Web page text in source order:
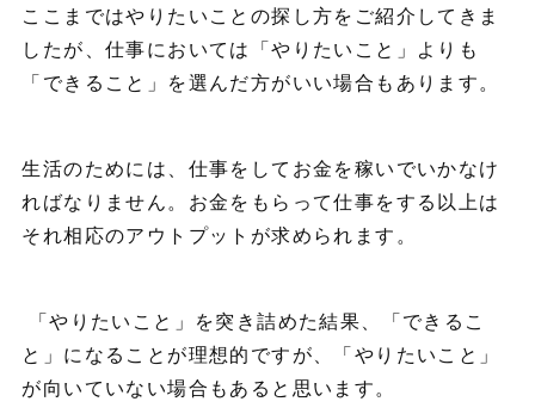
ここまではやりたいことの探し方をご紹介してきま
したが、仕事においては「やりたいこと」よりも
「できること」を選んだ方がいい場合もあります。
生活のためには、仕事をしてお金を稼いでいかなけ
ればなりません。お金をもらって仕事をする以上は
それ相応のアウトプットが求められます。
「やりたいこと」を突き詰めた結果、「できるこ
と」になることが理想的ですが、「やりたいこと」
が向いていない場合もあると思います。